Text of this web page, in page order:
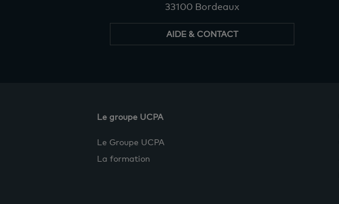
33100 Bordeaux
AIDE & CONTACT
Le groupe UCPA
Le Groupe UCPA
La formation